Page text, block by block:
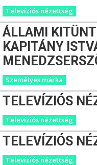
Televíziós nézettség
ÁLLAMI
KAPITÁNY
Személyes márka
TELEVÍZIÓS
Televíziós nézettség
TELEVÍZIÓS
Televíziós nézettség